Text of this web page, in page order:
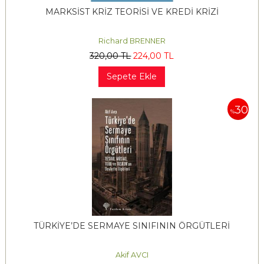
MARKSİST KRİZ TEORİSİ VE KREDİ KRİZİ
Richard BRENNER
320,00TL 224,00 TL
Sepete Ekle
%30
TÜRKİYE’DE SERMAYE SINIFININ ÖRGÜTLERİ
Akif AVCI